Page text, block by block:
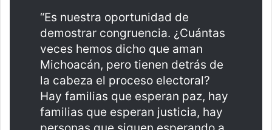
“Es nuestra oportunidad de
demostrar congruencia. ¿Cuántas
veces hemos dicho que aman
Michoacán, pero tienen detrás de
la cabeza el proceso electoral?
Hay familias que esperan paz, hay
familias que esperan justicia, hay